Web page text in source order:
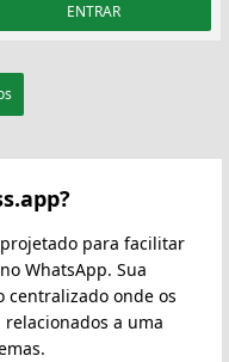
ENTRAR
para facilitar
WhatsApp. Sua
centralizado onde os
a uma